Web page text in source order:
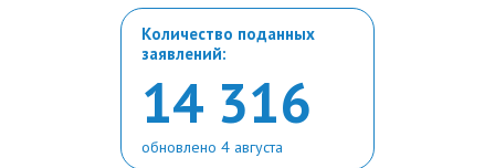
Количество поданных
заявлений:
14 316
обновлено 4 августа